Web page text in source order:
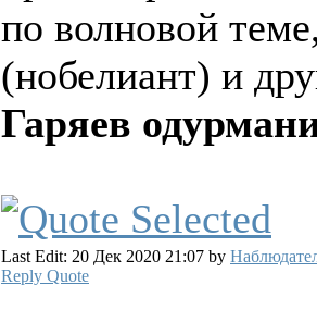
по волновой
(нобелиант) и
Гаряев
Last Edit: 20 Дек 2020 21:07 by
Reply Quote